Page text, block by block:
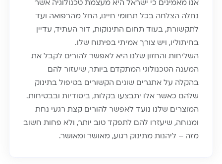
אנו מאמינים כי ישראל היא מעצמת טכנולוגיה אשר
נחלה הצלחה בכל תחומי חיינו, החל מהרפואה ועד
לתקשורת, בעוד תחום התינוקות, דור העתיד, עדיין
בחיתוליו, ויש צורך אמיתי בפיתוח שלו.
השליחות והחזון שלנו היא לאפשר להורים לקבל את
המענה הטכנולוגי המתקדם ביותר, שיעזור להם
בהקלה על אתגרים שונים הקשורים בטיפול בתינוק
שלהם כאשר אלו יתבצעו בקלות, ביסודיות ובבטיחות.
המוצרים שלנו נועד לאפשר להורים קצת רגעי נחת
ומנוחה, שיעזרו להם לתפקד טוב יותר, ולא פחות חשוב
מזה – ליהנות מתינוק רגוע, מאושר ומאושר.